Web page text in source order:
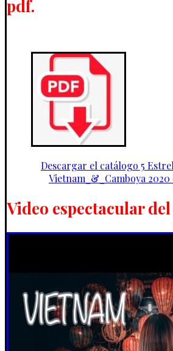
pdf.
Descargar el catálogo 5
Vietnam_&_Camboya
Video espectacular